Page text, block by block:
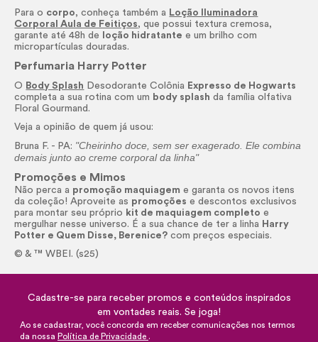
Para o corpo, conheça também a Loção Iluminadora
Corporal Aula de Feitiços, que possui textura cremosa,
garante até 48h de
loção hidratante e um brilho com
micropartículas douradas.
Perfumaria Harry Potter
O Body Splash Desodorante Colônia Expresso de Hogwarts
completa a sua rotina com um body splash da família olfativa
Floral Gourmand.
Veja a opinião de quem já usou:
Bruna F. - PA: "Cheirinho doce, sem ser exagerado. Ele combina
demais junto ao creme corporal da linha"
Promoções e Mimos
Não perca a promoção maquiagem e garanta os novos itens
da coleção! Aproveite as promoções e descontos exclusivos
para montar seu próprio kit de maquiagem completo e
mergulhar nesse universo. É a sua chance de ter a linha Harry
Potter e Quem Disse, Berenice? com preços especiais.
© & ™ WBEI. (s25)
Cadastre-se para receber promos e conteúdos inspirados
em vontades reais. Se joga!
Ao se cadastrar, você concorda em receber comunicações nos termos
da nossa Política de Privacidade .